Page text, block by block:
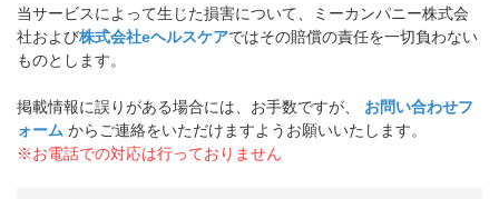
当サービスによって生じた損害について、ミーカンパニー株式会
社および株式会社eヘルスケアではその賠償の責任を一切負わない
ものとします。
掲載情報に誤りがある場合には、お手数ですが、
お問い合わせフ
ォーム からご連絡をいただけますようお願いいたします。
※お電話での対応は行っておりません